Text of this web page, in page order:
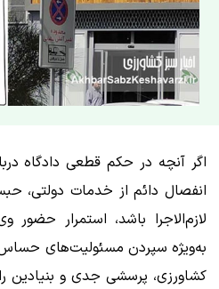
اگر آنچه در حکم قطعی دادگاه
انفصال دائم از خدمات دولتی،
لازم‌الاجرا باشد، استمرار
به‌ویژه سپردن مسئولیت‌های حساس
کشاورزی، پرسشی جدی و بنیادین